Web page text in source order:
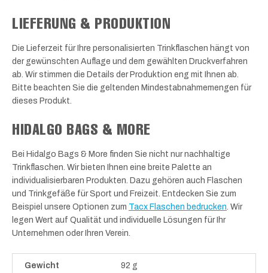
LIEFERUNG & PRODUKTION
Die Lieferzeit für Ihre personalisierten Trinkflaschen hängt von
der gewünschten Auflage und dem gewählten Druckverfahren
ab. Wir stimmen die Details der Produktion eng mit Ihnen ab.
Bitte beachten Sie die geltenden Mindestabnahmemengen für
dieses Produkt.
HIDALGO BAGS & MORE
Bei Hidalgo Bags & More finden Sie nicht nur nachhaltige
Trinkflaschen. Wir bieten Ihnen eine breite Palette an
individualisierbaren Produkten. Dazu gehören auch Flaschen
und Trinkgefäße für Sport und Freizeit. Entdecken Sie zum
Beispiel unsere Optionen zum Tacx Flaschen bedrucken . Wir
legen Wert auf Qualität und individuelle Lösungen für Ihr
Unternehmen oder Ihren Verein.
Gewicht 92 g